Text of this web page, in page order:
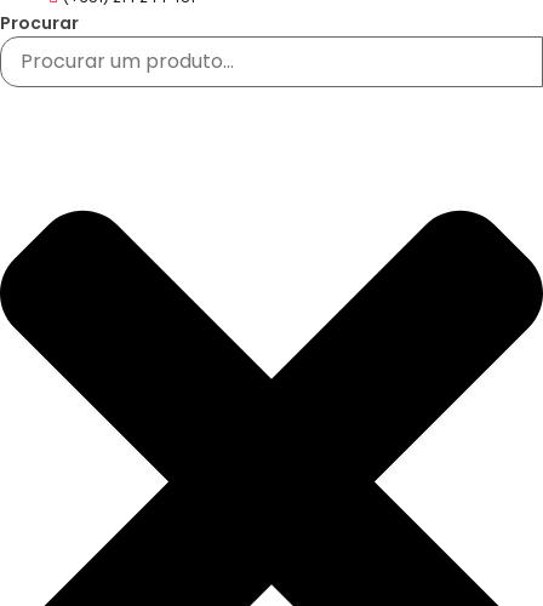
Procurar